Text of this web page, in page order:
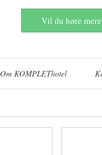
Vil du høre
Om KOMPLEThotel